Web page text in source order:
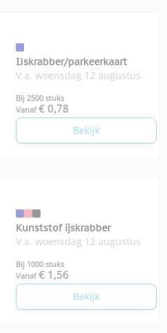
IJskrabber/parkeerkaart
V.a. woensdag 12 augustus
Bij 2500 stuks
Vanaf € 0,78
Bekijk
Kunststof ijskrabber
V.a. woensdag 12 augustus
Bij 1000 stuks
Vanaf € 1,56
Bekijk